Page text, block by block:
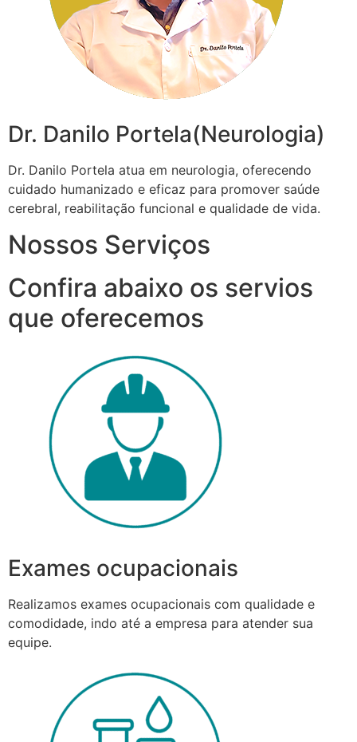
Dr. Danilo Portela(Neurologia)
Dr. Danilo Portela atua em neurologia, oferecendo
cuidado humanizado e eficaz para promover saúde
cerebral, reabilitação funcional e qualidade de vida.
Nossos Serviços
Confira abaixo os servios
que oferecemos
Exames ocupacionais
Realizamos exames ocupacionais com qualidade e
comodidade, indo até a empresa para atender sua
equipe.